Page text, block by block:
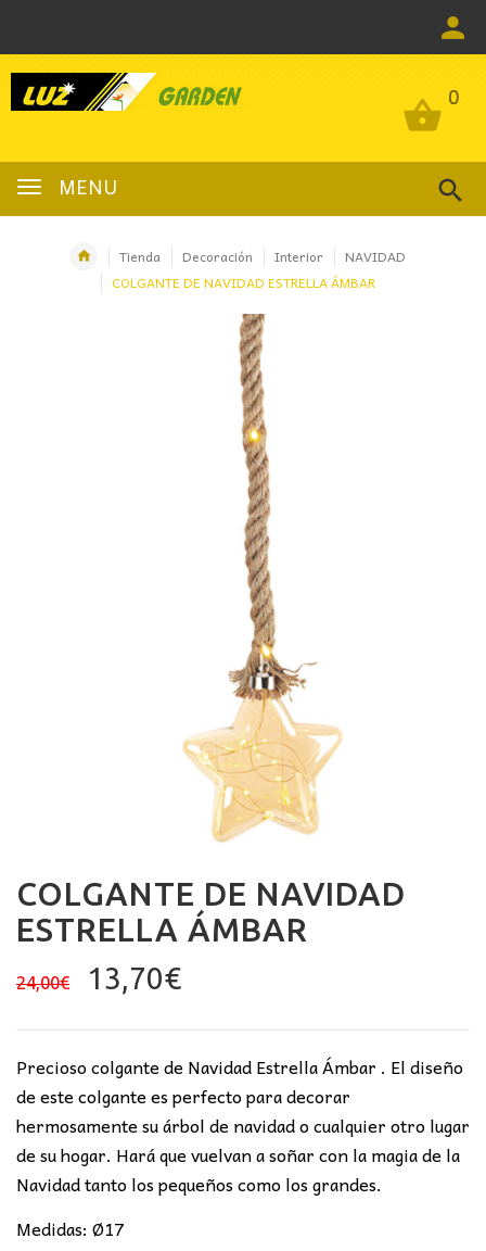
0
MENU
0
Tienda Decoración Interior
NAVIDAD
COLGANTE DE NAVIDAD ESTRELLA ÁMBAR
COLGANTE DE NAVIDAD
ESTRELLA ÁMBAR
24,00€
El
original
era:
24,00€.
13,70€El
actual
es:
13,70€.
Precioso colgante de Navidad Estrella Ámbar . El diseño
de este colgante es perfecto para decorar
hermosamente su árbol de navidad o cualquier otro lugar
de su hogar. Hará que vuelvan a soñar con la magia de la
Navidad tanto los pequeños como los grandes.
Medidas: Ø17